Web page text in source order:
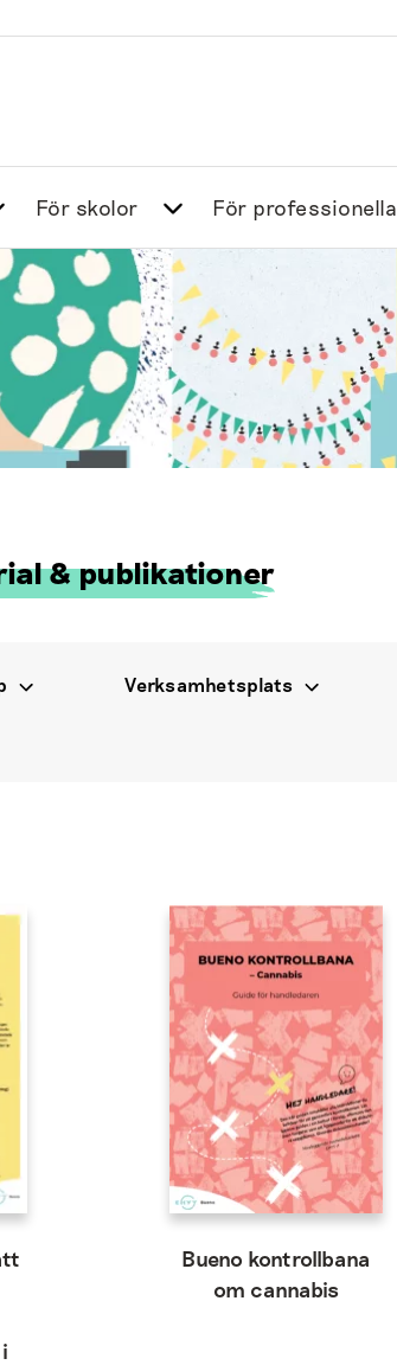
För skolor För professionella
& publikationer
Verksamhetsplats
Bueno kontrollbana
om cannabis